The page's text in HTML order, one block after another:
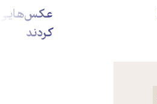
عکس‌هایی
کردند